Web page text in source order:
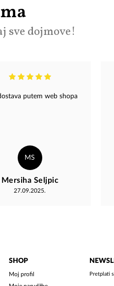
sve dojmove!
putem web shopa
MS
Mersiha Seljpic
27.09.2025.
SHOP
Moj profil
Pretplati